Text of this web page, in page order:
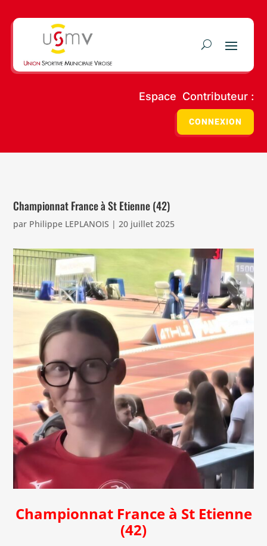
Espace Contributeur :
CONNEXION
Championnat France à St Etienne (42)
par Philippe LEPLANOIS |20 juillet 2025
Championnat France à St Etienne
(42)